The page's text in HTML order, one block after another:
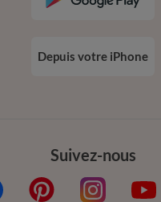
Suivez-nous
Depuis votre iPhone